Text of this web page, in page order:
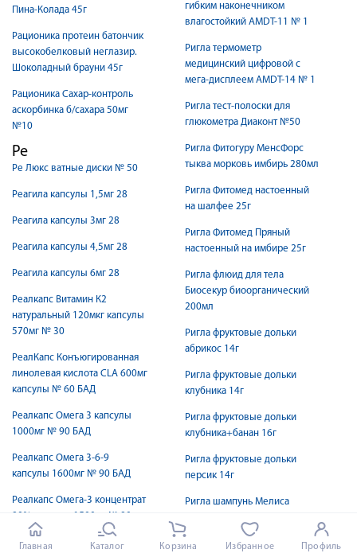
Пина-Колада 45г
Рационика протеин батончик
высокобелковый неглазир.
Шоколадный брауни 45г
Рационика Сахар-контроль
аскорбинка б/сахара 50мг
№10
Ре
Ре Люкс ватные диски № 50
Реагила капсулы 1,5мг 28
Реагила капсулы 3мг 28
Реагила капсулы 4,5мг 28
Реагила капсулы 6мг 28
Реалкапс Витамин К2
натуральный 120мкг капсулы
570мг № 30
РеалКапс Конъюгированная
линолевая кислота CLA 600мг
капсулы № 60 БАД
Реалкапс Омега 3 капсулы
1000мг № 90 БАД
Реалкапс Омега 3-6-9
капсулы 1600мг № 90 БАД
Реалкапс Омега-3 концентрат
90% капсулы 1500мг № 90
БАД
гибким наконечником
влагостойкий AMDT-11 № 1
Ригла термометр
медицинский цифровой с
мега-дисплеем AMDT-14 № 1
Ригла тест-полоски для
глюкометра Диаконт №50
Ригла Фитогуру МенсФорс
тыква морковь имбирь 280мл
Ригла Фитомед настоенный
на шалфее 25г
Ригла Фитомед Пряный
настоенный на имбире 25г
Ригла флюид для тела
Биосекур биоорганический
200мл
Ригла фруктовые дольки
абрикос 14г
Ригла фруктовые дольки
клубника 14г
Ригла фруктовые дольки
клубника+банан 16г
Ригла фруктовые дольки
персик 14г
Ригла шампунь Мелиса
300мл
Главная Каталог Корзина Избранное Профиль